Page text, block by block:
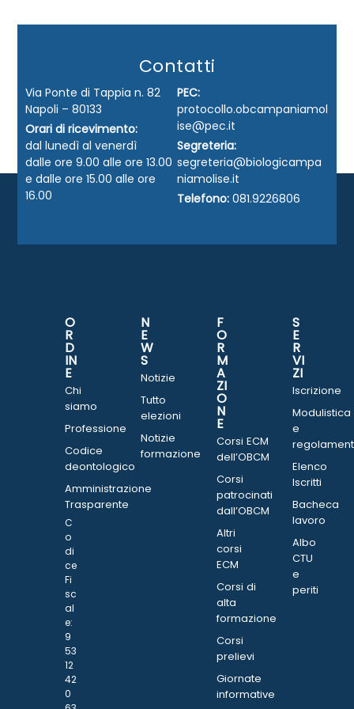
Contatti
Via Ponte di Tappia n. 82
Napoli – 80133
Orari di ricevimento:
dal lunedì al venerdì
dalle ore 9.00 alle ore 13.00
e dalle ore 15.00 alle ore
16.00
PEC:
protocollo.obcampaniamol
ise@pec.it
Segreteria:
segreteria@biologicampa
niamolise.it
Telefono: 081.9226806
O
R
D
IN
E
Chi
siamo
Professione
Codice
deontologico
Amministrazione
Trasparente
C
o
di
ce
Fi
sc
al
e:
9
53
12
42
0
N
E
W
S
Notizie
Tutto
elezioni
Notizie
formazione
F
O
R
M
A
ZI
O
N
E
Corsi ECM
dell’OBCM
Corsi
patrocinati
dall’OBCM
Altri
corsi
ECM
Corsi di
alta
formazione
Corsi
prelievi
Giornate
informative
S
E
R
VI
ZI
Iscrizione
Modulistica
e
Elenco
Iscritti
Bacheca
lavoro
Albo
CTU
e
periti